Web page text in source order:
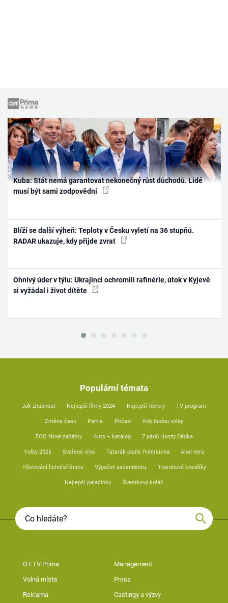
Kuba: Stát nemá garantovat nekonečný růst důchodů. Lidé
musí být sami zodpovědní
Blíží se další výheň: Teploty v Česku vyletí na 36 stupňů.
RADAR ukazuje, kdy přijde zvrat
Ohnivý úder v týlu: Ukrajinci ochromili rafinérie, útok v Kyjevě
si vyžádal i život dítěte
Populární témata
Jak zhubnout Nejlepší filmy 2024 Nejlepší horory TV program
Změna času Partie Počasí Kdy budou volby
ZOO Nové začátky Auto – katalog 7 pádů Honzy Dědka
Volby 2025 Svařené víno Tatarák podle Pohlreicha Aloe vera
Pěstování lichořeřišnice Výpočet ascendentu Tvarohové knedlíky
Nejlepší palačinky Švestkový koláč
O FTV Prima Management
Volná místa Press
Reklama Castingy a výzvy